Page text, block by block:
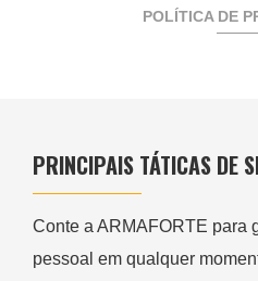
POLÍTICA DE
PRINCIPAIS TÁTICAS DE
Conte a ARMAFORTE para
pessoal em qualquer